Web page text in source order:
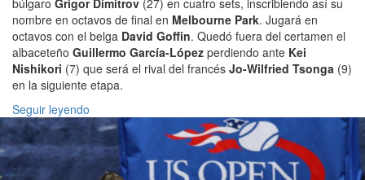
búlgaro Grigor Dimitrov (27) en cuatro sets, inscribiendo así su
nombre en octavos de final en Melbourne Park. Jugará en
octavos con el belga David Goffin. Quedó fuera del certamen el
albaceteño Guillermo García-López perdiendo ante Kei
Nishikori (7) que será el rival del francés Jo-Wilfried Tsonga (9)
en la siguiente etapa.
Seguir leyendo